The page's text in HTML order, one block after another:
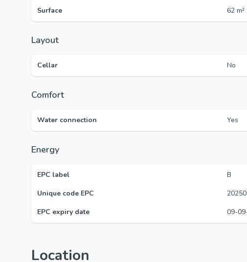
Surface
62 m²
Layout
Cellar No
Comfort
Water connection Yes
Energy
EPC label
B
Unique code EPC
EPC expiry date
09-
Location